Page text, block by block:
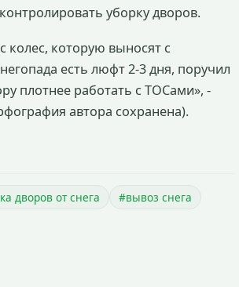
уборку дворов.
которую выносят с
есть люфт 2-3 дня, поручил
плотнее работать с ТОСами», -
автора сохранена).
дворов от снега #вывоз снега